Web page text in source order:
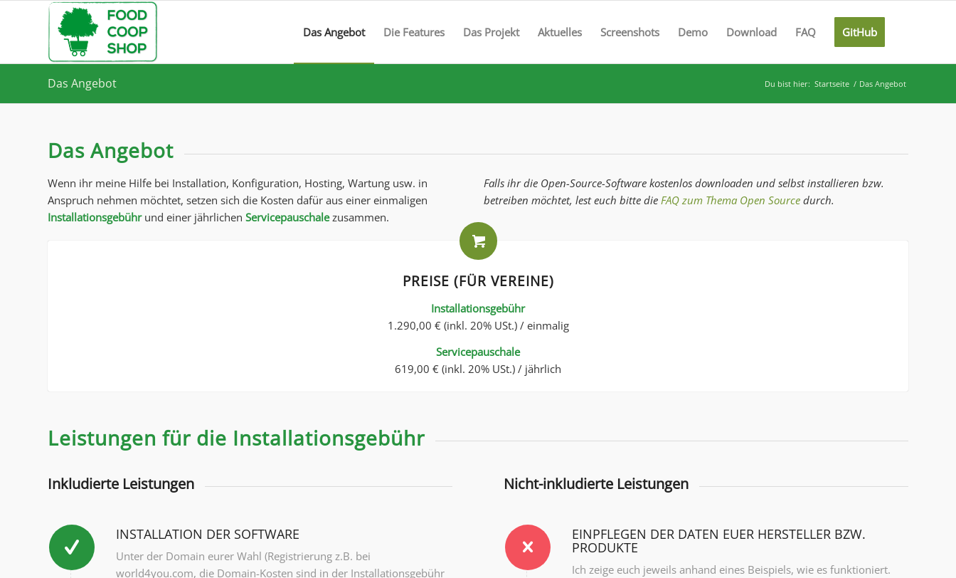
Das Angebot Die Features Das Projekt Aktuelles Screenshots Demo Download FAQ GitHub
Das Angebot Du bist hier: Startseite / Das Angebot
Das Angebot
Wenn ihr meine Hilfe bei Installation, Konfiguration, Hosting, Wartung usw. in
Anspruch nehmen möchtet, setzen sich die Kosten dafür aus einer einmaligen
Installationsgebührund einer jährlichen Servicepauschalezusammen.
Falls ihr die Open-Source-Software kostenlos downloaden und selbst installieren bzw.
betreiben möchtet, lest euch bitte die FAQ zum Thema Open Source durch.
PREISE (FÜR VEREINE)
Installationsgebühr
1.290,00 € (inkl. 20% USt.) / einmalig
Servicepauschale
619,00 € (inkl. 20% USt.) / jährlich
Leistungen für die Installationsgebühr
Inkludierte Leistungen
INSTALLATION DER SOFTWARE
Unter der Domain eurer Wahl (Registrierung z.B. bei
world4you.com, die Domain-Kosten sind in der Installationsgebühr
Nicht-inkludierte Leistungen
EINPFLEGEN DER DATEN EUER HERSTELLER BZW.
PRODUKTE
Ich zeige euch jeweils anhand eines Beispiels, wie es funktioniert.